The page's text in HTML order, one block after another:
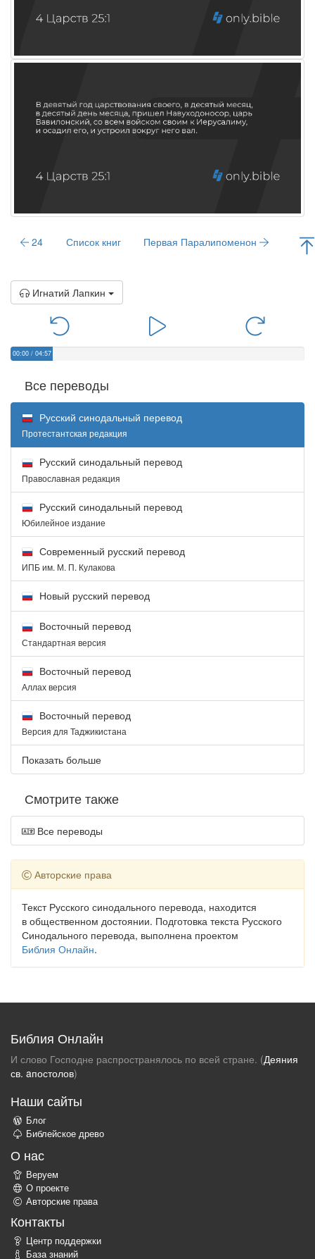
24 Список книг Первая Паралипоменон
Игнатий Лапкин
00:00 / 04:57
Все переводы
Русский синодальный перевод
Протестантская редакция
Русский синодальный перевод
Православная редакция
Русский синодальный перевод
Юбилейное издание
Современный русский перевод
ИПБ им. М. П. Кулакова
Новый русский перевод
Восточный перевод
Стандартная версия
Восточный перевод
Аллах версия
Восточный перевод
Версия для Таджикистана
Показать больше
Смотрите также
Все переводы
Авторские права
Текст Русского синодального перевода, находится
в общественном достоянии. Подготовка текста Русского
Синодального перевода, выполнена проектом
Библия Онлайн.
Библия Онлайн
И слово Господне распространялось по всей стране. (Деяния
св. aпостолов)
Наши сайты
Блог
Библейское древо
О нас
Веруем
О проекте
Авторские права
Контакты
Центр поддержки
База знаний